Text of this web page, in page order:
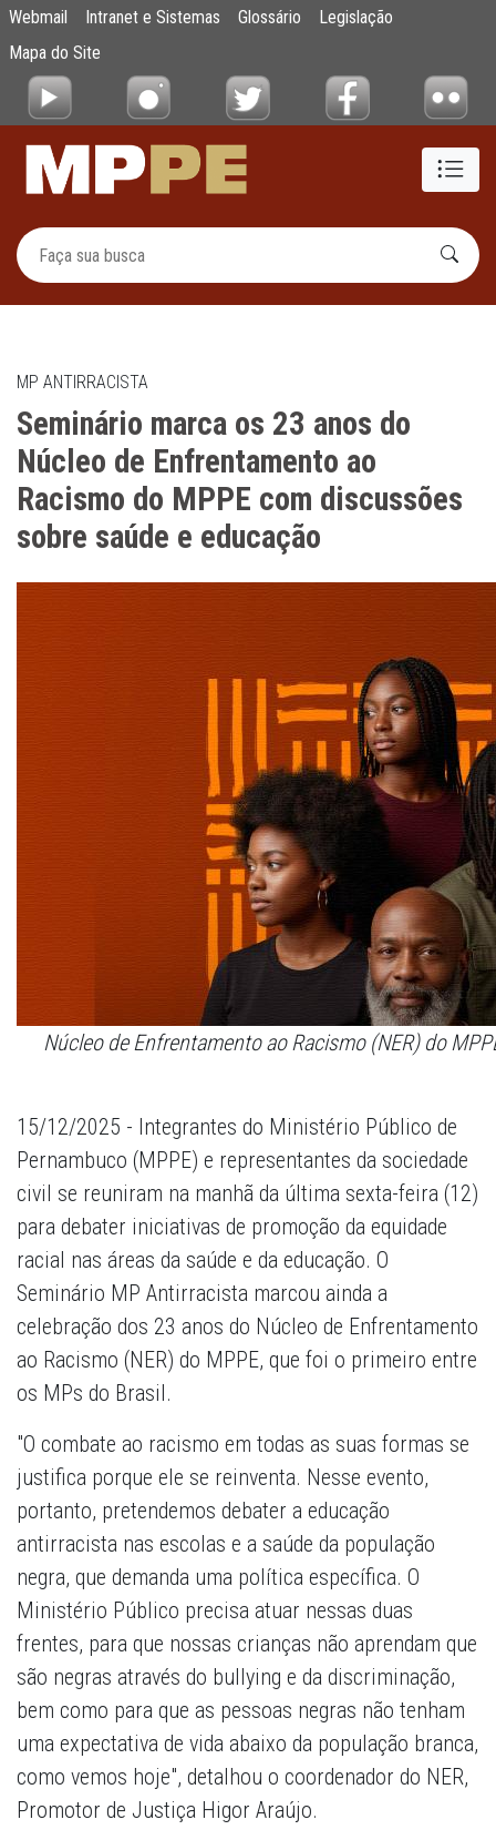
Pular para o Conteúdo principal
Seminário marca os 23 anos do Núcleo de
Webmail Intranet e Sistemas Glossário
Legislação
Mapa do Site
MP ANTIRRACISTA
Seminário marca os 23 anos do
Núcleo de Enfrentamento ao
Racismo do MPPE com discussões
sobre saúde e educação
Núcleo de Enfrentamento ao Racismo (NER) do
15/12/2025 - Integrantes do Ministério Público de
Pernambuco (MPPE) e representantes da sociedade
civil se reuniram na manhã da última sexta-feira (12)
para debater iniciativas de promoção da equidade
racial nas áreas da saúde e da educação. O
Seminário MP Antirracista marcou ainda a
celebração dos 23 anos do Núcleo de Enfrentamento
ao Racismo (NER) do MPPE, que foi o primeiro entre
os MPs do Brasil.
"O combate ao racismo em todas as suas formas se
justifica porque ele se reinventa. Nesse evento,
portanto, pretendemos debater a educação
antirracista nas escolas e a saúde da população
negra, que demanda uma política específica. O
Ministério Público precisa atuar nessas duas
frentes, para que nossas crianças não aprendam que
são negras através do bullying e da discriminação,
bem como para que as pessoas negras não tenham
uma expectativa de vida abaixo da população branca,
como vemos hoje", detalhou o coordenador do NER,
Promotor de Justiça Higor Araújo.